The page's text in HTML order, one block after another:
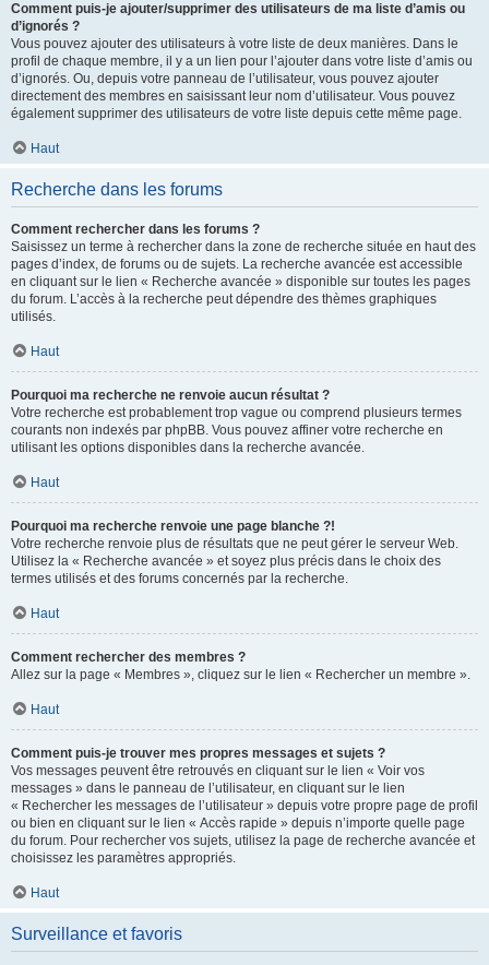
Comment puis-je ajouter/supprimer des utilisateurs de ma liste d’amis ou
d’ignorés ?
Vous pouvez ajouter des utilisateurs à votre liste de deux manières. Dans le
profil de chaque membre, il y a un lien pour l’ajouter dans votre liste d’amis ou
d’ignorés. Ou, depuis votre panneau de l’utilisateur, vous pouvez ajouter
directement des membres en saisissant leur nom d’utilisateur. Vous pouvez
également supprimer des utilisateurs de votre liste depuis cette même page.
Haut
Recherche dans les forums
Comment rechercher dans les forums ?
Saisissez un terme à rechercher dans la zone de recherche située en haut des
pages d’index, de forums ou de sujets. La recherche avancée est accessible
en cliquant sur le lien « Recherche avancée » disponible sur toutes les pages
du forum. L’accès à la recherche peut dépendre des thèmes graphiques
utilisés.
Haut
Pourquoi ma recherche ne renvoie aucun résultat ?
Votre recherche est probablement trop vague ou comprend plusieurs termes
courants non indexés par phpBB. Vous pouvez affiner votre recherche en
utilisant les options disponibles dans la recherche avancée.
Haut
Pourquoi ma recherche renvoie une page blanche ?!
Votre recherche renvoie plus de résultats que ne peut gérer le serveur Web.
Utilisez la « Recherche avancée » et soyez plus précis dans le choix des
termes utilisés et des forums concernés par la recherche.
Haut
Comment rechercher des membres ?
Allez sur la page « Membres », cliquez sur le lien « Rechercher un membre ».
Haut
Comment puis-je trouver mes propres messages et sujets ?
Vos messages peuvent être retrouvés en cliquant sur le lien « Voir vos
messages » dans le panneau de l’utilisateur, en cliquant sur le lien
« Rechercher les messages de l’utilisateur » depuis votre propre page de profil
ou bien en cliquant sur le lien « Accès rapide » depuis n’importe quelle page
du forum. Pour rechercher vos sujets, utilisez la page de recherche avancée et
choisissez les paramètres appropriés.
Haut
Surveillance et favoris